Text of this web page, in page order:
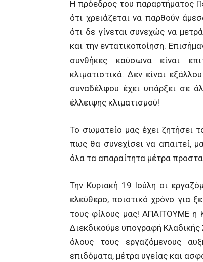
Η πρόεδρος του παραρτήματος
ότι χρειάζεται να παρθούν
ότι δε γίνεται συνεχώς να
και την εντατικοποίηση.
συνθήκες καύσωνα είναι
κλιματιστικά. Δεν είναι
συναδέλφου έχει υπάρξει σε
έλλειψης κλιματισμού!
Το σωματείο μας έχει ζητήσει
πως θα συνεχίσει να απαιτεί,
όλα τα απαραίτητα μέτρα
Την Κυριακή 19 Ιούλη οι
ελεύθερο, ποιοτικό χρόνο για
τους φίλους μας! ΑΠΑΙΤΟΥΜΕ η
Διεκδικούμε υπογραφή
όλους τους εργαζόμενους
επιδόματα, μέτρα υγείας και